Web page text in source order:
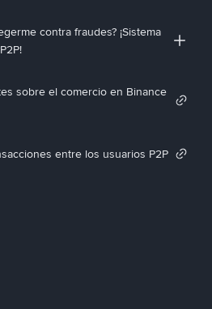
contra fraudes? ¡Sistema
sobre el comercio en Binance
entre los usuarios P2P